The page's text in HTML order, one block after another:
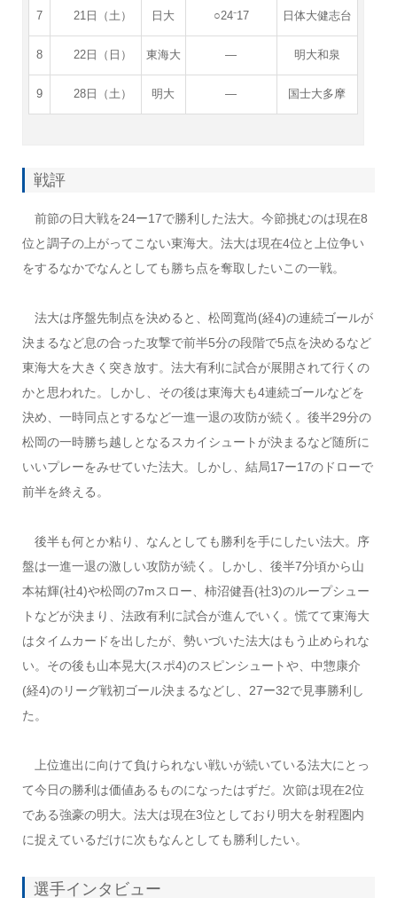
7 21日（土） 日大 ○24⁻17 日体大健志台
8 22日（日） 東海大 ― 明大和泉
9 28日（土） 明大 ― 国士大多摩
戦評
前節の日大戦を24ー17で勝利した法大。今節挑むのは現在8
位と調子の上がってこない東海大。法大は現在4位と上位争い
をするなかでなんとしても勝ち点を奪取したいこの一戦。
法大は序盤先制点を決めると、松岡寬尚(経4)の連続ゴールが
決まるなど息の合った攻撃で前半5分の段階で5点を決めるなど
東海大を大きく突き放す。法大有利に試合が展開されて行くの
かと思われた。しかし、その後は東海大も4連続ゴールなどを
決め、一時同点とするなど一進一退の攻防が続く。後半29分の
松岡の一時勝ち越しとなるスカイシュートが決まるなど随所に
いいプレーをみせていた法大。しかし、結局17ー17のドローで
前半を終える。
後半も何とか粘り、なんとしても勝利を手にしたい法大。序
盤は一進一退の激しい攻防が続く。しかし、後半7分頃から山
本祐輝(社4)や松岡の7mスロー、柿沼健吾(社3)のループシュー
トなどが決まり、法政有利に試合が進んでいく。慌てて東海大
はタイムカードを出したが、勢いづいた法大はもう止められな
い。その後も山本晃大(スポ4)のスピンシュートや、中惣康介
(経4)のリーグ戦初ゴール決まるなどし、27ー32で見事勝利し
た。
上位進出に向けて負けられない戦いが続いている法大にとっ
て今日の勝利は価値あるものになったはずだ。次節は現在2位
である強豪の明大。法大は現在3位としており明大を射程圏内
に捉えているだけに次もなんとしても勝利したい。
選手インタビュー